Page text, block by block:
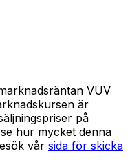
VUV
är
på
hur mycket denna
vår sida för skicka